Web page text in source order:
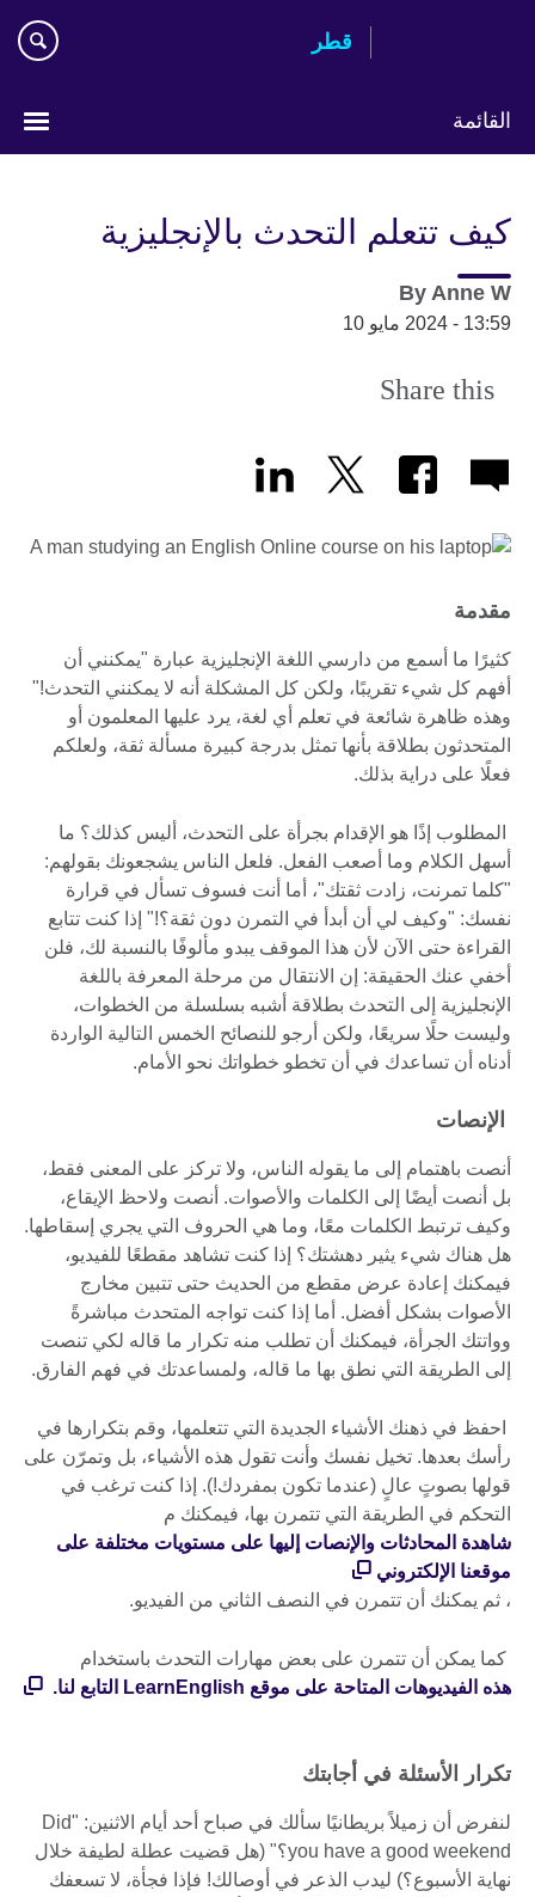
قطر
القائمة
كيف تتعلم التحدث بالإنجليزية
By Anne W
13:59 - 2024 مايو 10
Share this
مقدمة
كثيرًا ما أسمع من دارسي اللغة الإنجليزية عبارة "يمكنني أن
أفهم كل شيء تقريبًا، ولكن كل المشكلة أنه لا يمكنني التحدث!"
وهذه ظاهرة شائعة في تعلم أي لغة، يرد عليها المعلمون أو
المتحدثون بطلاقة بأنها تمثل بدرجة كبيرة مسألة ثقة، ولعلكم
فعلًا على دراية بذلك.
المطلوب إذًا هو الإقدام بجرأة على التحدث، أليس كذلك؟ ما
أسهل الكلام وما أصعب الفعل. فلعل الناس يشجعونك بقولهم:
"كلما تمرنت، زادت ثقتك"، أما أنت فسوف تسأل في قرارة
نفسك: "وكيف لي أن أبدأ في التمرن دون ثقة؟!" إذا كنت تتابع
القراءة حتى الآن لأن هذا الموقف يبدو مألوفًا بالنسبة لك، فلن
أخفي عنك الحقيقة: إن الانتقال من مرحلة المعرفة باللغة
الإنجليزية إلى التحدث بطلاقة أشبه بسلسلة من الخطوات،
وليست حلًا سريعًا، ولكن أرجو للنصائح الخمس التالية الواردة
أدناه أن تساعدك في أن تخطو خطواتك نحو الأمام.
الإنصات
أنصت باهتمام إلى ما يقوله الناس، ولا تركز على المعنى فقط،
بل أنصت أيضًا إلى الكلمات والأصوات. أنصت ولاحظ الإيقاع،
وكيف ترتبط الكلمات معًا، وما هي الحروف التي يجري إسقاطها.
هل هناك شيء يثير دهشتك؟ إذا كنت تشاهد مقطعًا للفيديو،
فيمكنك إعادة عرض مقطع من الحديث حتى تتبين مخارج
الأصوات بشكل أفضل. أما إذا كنت تواجه المتحدث مباشرةً
وواتتك الجرأة، فيمكنك أن تطلب منه تكرار ما قاله لكي تنصت
إلى الطريقة التي نطق بها ما قاله، ولمساعدتك في فهم الفارق.
احفظ في ذهنك الأشياء الجديدة التي تتعلمها، وقم بتكرارها في
رأسك بعدها. تخيل نفسك وأنت تقول هذه الأشياء، بل وتمرّن على
قولها بصوتٍ عالٍ (عندما تكون بمفردك!). إذا كنت ترغب في
التحكم في الطريقة التي تتمرن بها، فيمكنك م
شاهدة المحادثات والإنصات إليها على مستويات مختلفة على
موقعنا الإلكتروني
، ثم يمكنك أن تتمرن في النصف الثاني من الفيديو.
كما يمكن أن تتمرن على بعض مهارات التحدث باستخدام
هذه الفيديوهات المتاحة على موقع LearnEnglish التابع لنا.
تكرار الأسئلة في أجابتك
لنفرض أن زميلاً بريطانيًا سألك في صباح أحد أيام الاثنين: "Did
you have a good weekend؟" (هل قضيت عطلة لطيفة خلال
نهاية الأسبوع؟) ليدب الذعر في أوصالك! فإذا فجأة، لا تسعفك